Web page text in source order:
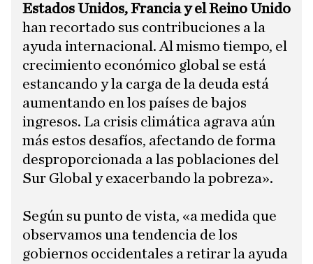
Estados Unidos, Francia y el Reino Unido
han recortado sus contribuciones a la
ayuda internacional. Al mismo tiempo, el
crecimiento económico global se está
estancando y la carga de la deuda está
aumentando en los países de bajos
ingresos. La crisis climática agrava aún
más estos desafíos, afectando de forma
desproporcionada a las poblaciones del
Sur Global y exacerbando la pobreza».
Según su punto de vista, «a medida que
observamos una tendencia de los
gobiernos occidentales a retirar la ayuda